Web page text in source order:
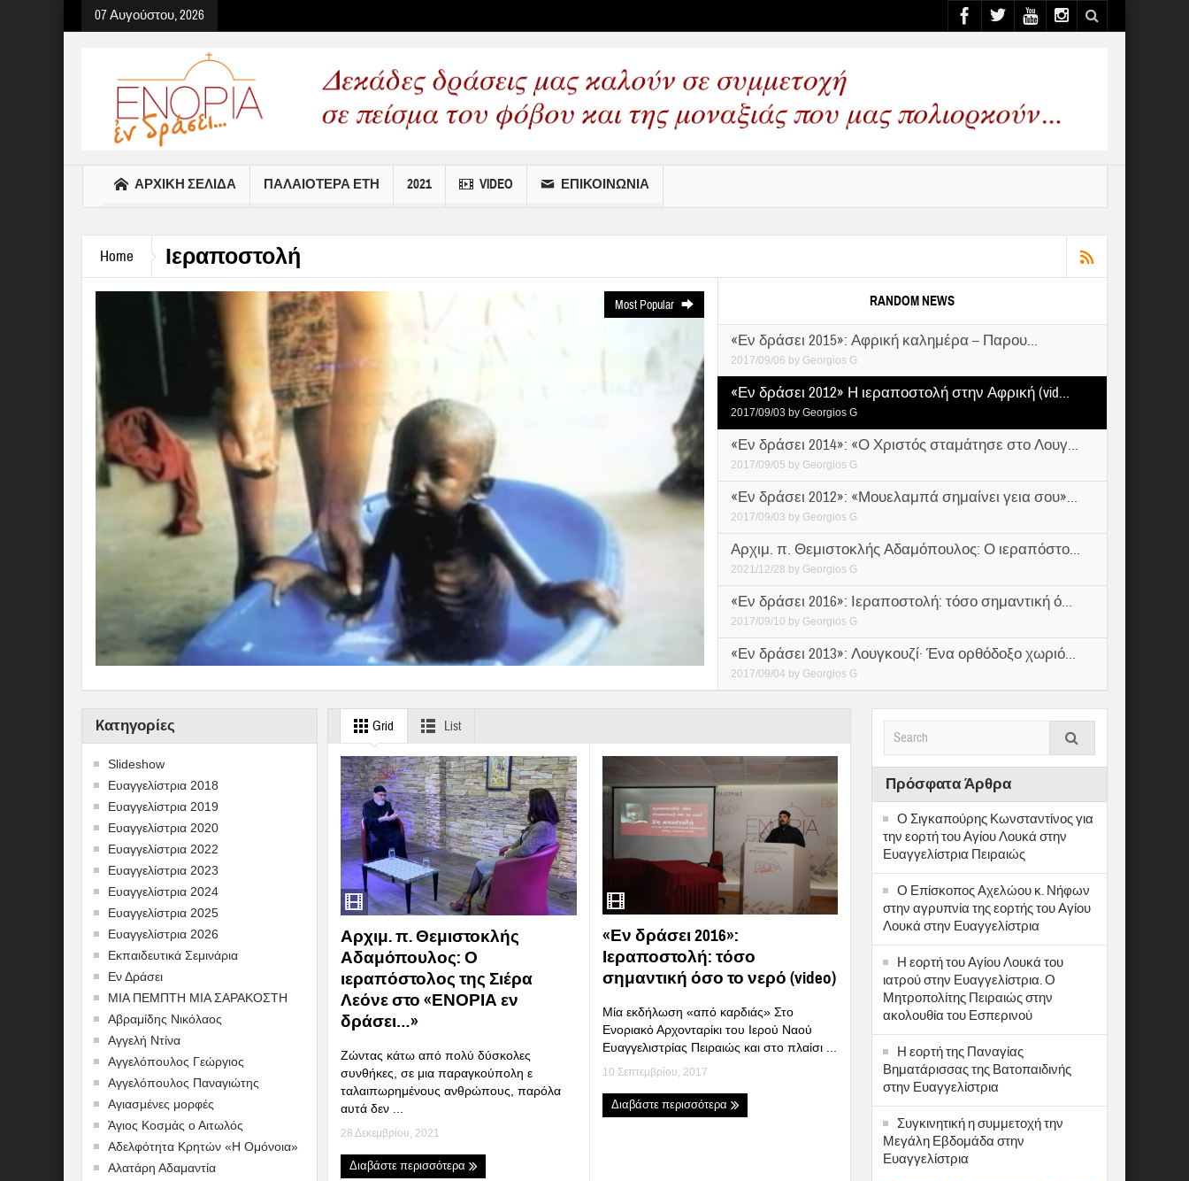
07 Αυγούστου, 2026
ΑΡΧΙΚΉ ΣΕΛΊΔΑ ΠΑΛΑΙΟΤΕΡΑ ΕΤΗ 2021 VIDEO ΕΠΙΚΟΙΝΩΝΙΑ
Home Ιεραποστολή
Most Popular RANDOM NEWS
«Εν δράσει 2015»: Αφρική καλημέρα – Παρου...
2017/09/06 by Georgios G
«Εν δράσει 2012» Η ιεραποστολή στην Αφρική (vid...
2017/09/03 by Georgios G
«Εν δράσει 2014»: «Ο Χριστός σταμάτησε στο Λουγ...
2017/09/05 by Georgios G
«Εν δράσει 2012»: «Μουελαμπά σημαίνει γεια σου»...
2017/09/03 by Georgios G
Αρχιμ. π. Θεμιστοκλής Αδαμόπουλος: Ο ιεραπόστο...
2021/12/28 by Georgios G
«Εν δράσει 2016»: Ιεραποστολή: τόσο σημαντική ό...
2017/09/10 by Georgios G
«Εν δράσει 2013»: Λουγκουζί· Ένα ορθόδοξο χωριό...
2017/09/04 by Georgios G
Kατηγορίες
Slideshow
Ευαγγελίστρια 2018
Ευαγγελίστρια 2019
Ευαγγελίστρια 2020
Ευαγγελίστρια 2022
Ευαγγελίστρια 2023
Ευαγγελίστρια 2024
Ευαγγελίστρια 2025
Ευαγγελίστρια 2026
Εκπαιδευτικά Σεμινάρια
Εν Δράσει
ΜΙΑ ΠΕΜΠΤΗ ΜΙΑ ΣΑΡΑΚΟΣΤΗ
Αβραμίδης Νικόλαος
Αγγελή Ντίνα
Αγγελόπουλος Γεώργιος
Αγγελόπουλος Παναγιώτης
Αγιασμένες μορφές
Άγιος Κοσμάς ο Αιτωλός
Αδελφότητα Κρητών «Η Ομόνοια»
Αλατάρη Αδαμαντία
Grid List
Αρχιμ. π. Θεμιστοκλής
Αδαμόπουλος: Ο
ιεραπόστολος της Σιέρα
Λεόνε στο «ΕΝΟΡΙΑ εν
δράσει…»
Ζώντας κάτω από πολύ δύσκολες
συνθήκες, σε μια παραγκούπολη ε
ταλαιπωρημένους ανθρώπους, παρόλα
αυτά δεν ...
28 Δεκεμβρίου, 2021
Διαβάστε περισσότερα
«Εν δράσει 2016»:
Ιεραποστολή: τόσο
σημαντική όσο το νερό (video)
Mία εκδήλωση «από καρδιάς» Στο
Ενοριακό Αρχονταρίκι του Ιερού Ναού
Ευαγγελιστρίας Πειραιώς και στο πλαίσι ...
10 Σεπτεμβρίου, 2017
Διαβάστε περισσότερα
Πρόσφατα Άρθρα
Ο Σιγκαπούρης Κωνσταντίνος για
την εορτή του Αγίου Λουκά στην
Ευαγγελίστρια Πειραιώς
Ο Επίσκοπος Αχελώου κ. Νήφων
στην αγρυπνία της εορτής του Αγίου
Λουκά στην Ευαγγελίστρια
Η εορτή του Αγίου Λουκά του
ιατρού στην Ευαγγελίστρια. Ο
Μητροπολίτης Πειραιώς στην
ακολουθία του Εσπερινού
Η εορτή της Παναγίας
Βηματάρισσας της Βατοπαιδινής
στην Ευαγγελίστρια
Συγκινητική η συμμετοχή την
Μεγάλη Εβδομάδα στην
Ευαγγελίστρια